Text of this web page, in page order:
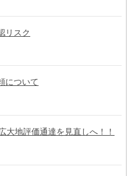
リスク
について
大地評価通達を見直しへ！！